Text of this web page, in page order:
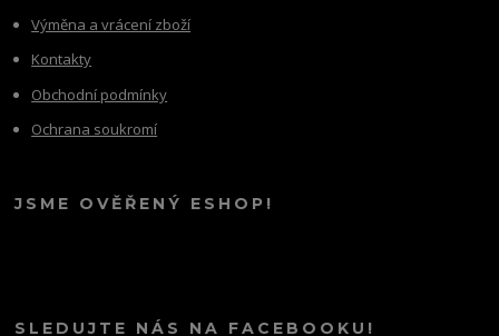
Výměna a vrácení zboží
Kontakty
Obchodní podmínky
Ochrana soukromí
JSME OVĚŘENÝ ESHOP!
SLEDUJTE NÁS NA FACEBOOKU!